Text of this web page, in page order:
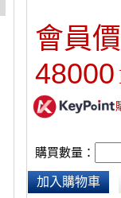
行的情況下更換電
會員
48000
購買數量：
加入購物車